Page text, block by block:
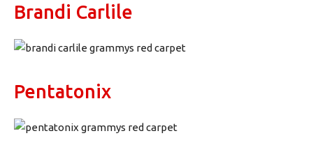
Brandi Carlile
Pentatonix